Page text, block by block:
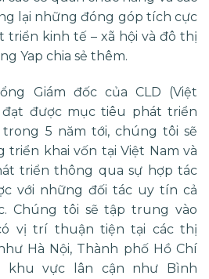
lại những đóng góp tích cực
kinh tế – xã hội và đô thị
Yap chia sẻ thêm.
Giám đốc của CLD (Việt
đạt được mục tiêu phát triển
trong 5 năm tới, chúng tôi sẽ
triển khai vốn tại Việt Nam và
triển thông qua sự hợp tác
với những đối tác uy tín cả
Chúng tôi sẽ tập trung vào
vị trí thuận tiện tại các thị
Hà Nội, Thành phố Hồ Chí
khu vực lân cận như Bình